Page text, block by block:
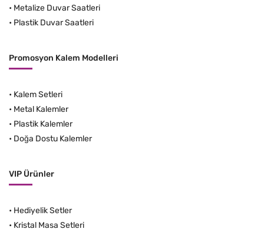
• Metalize Duvar Saatleri
• Plastik Duvar Saatleri
Promosyon Kalem Modelleri
• Kalem Setleri
• Metal Kalemler
• Plastik Kalemler
• Doğa Dostu Kalemler
VIP Ürünler
• Hediyelik Setler
• Kristal Masa Setleri